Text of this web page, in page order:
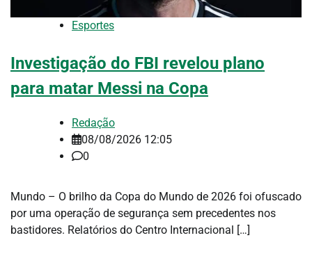
Esportes
Investigação do FBI revelou plano
para matar Messi na Copa
Redação
08/08/2026 12:05
0
Mundo – O brilho da Copa do Mundo de 2026 foi ofuscado
por uma operação de segurança sem precedentes nos
bastidores. Relatórios do Centro Internacional […]